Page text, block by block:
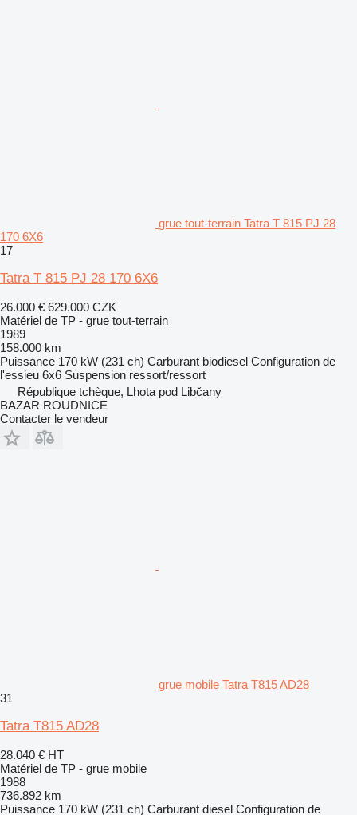
grue tout-terrain Tatra T 815 PJ 28
170 6X6
17
Tatra T 815 PJ 28 170 6X6
26.000 € 629.000 CZK
Matériel de TP - grue tout-terrain
1989
158.000 km
Puissance 170 kW (231 ch) Carburant biodiesel Configuration de
l'essieu 6x6 Suspension ressort/ressort
République tchèque, Lhota pod Libčany
BAZAR ROUDNICE
Contacter le vendeur
grue mobile Tatra T815 AD28
31
Tatra T815 AD28
28.040 € HT
Matériel de TP - grue mobile
1988
736.892 km
Puissance 170 kW (231 ch) Carburant diesel Configuration de